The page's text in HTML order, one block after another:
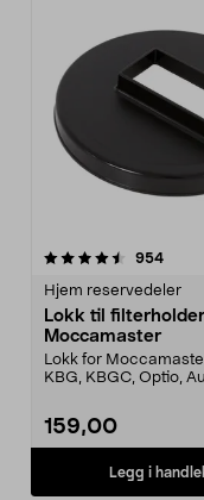
954
Hjem reservedeler
Lokk til filterholder
Moccamaster
Lokk for
KBG, KBGC, Optio,
159,00
Legg i
4.5 av 5